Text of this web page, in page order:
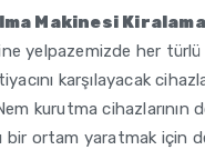
Makinesi Kiralama
yelpazemizde her
karşılayacak
kurutma cihazlarının
bir ortam yaratmak için